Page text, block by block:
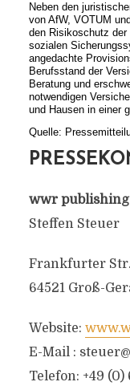
Neben den
von AfW, VOTUM
den Risikoschutz der
sozialen
angedachte
Berufsstand der
Beratung und
notwendigen
und Hausen in einer
Quelle:
wwr publishing
Steffen Steuer
Frankfurter
64521 Groß-
Website:
E-Mail :
Telefon: +49 (0)